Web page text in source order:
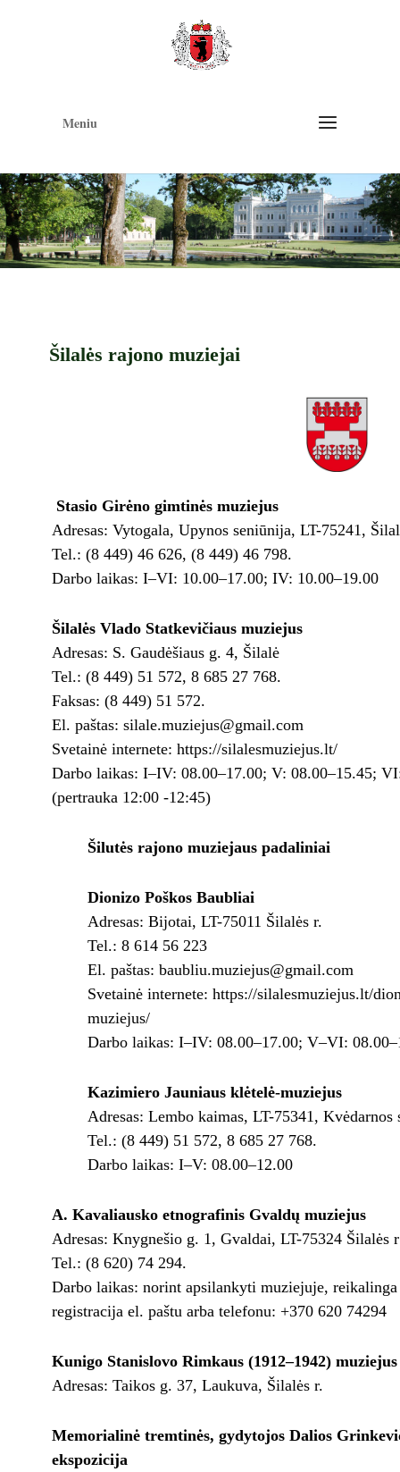
Meniu
Šilalės rajono muziejai
Stasio Girėno gimtinės muziejus
Adresas: Vytogala, Upynos seniūnija, LT-75241,
Tel.: (8 449) 46 626, (8 449) 46 798.
Darbo laikas: I–VI: 10.00–17.00; IV: 10.00–19.00
Šilalės Vlado Statkevičiaus muziejus
Adresas: S. Gaudėšiaus g. 4, Šilalė
Tel.: (8 449) 51 572, 8 685 27 768.
Faksas: (8 449) 51 572.
El. paštas: silale.muziejus@gmail.com
Svetainė internete: https://silalesmuziejus.lt/
Darbo laikas: I–IV: 08.00–17.00; V: 08.00–15.45;
(pertrauka 12:00 -12:45)
Šilutės rajono muziejaus padaliniai
Dionizo Poškos Baubliai
Adresas: Bijotai, LT-75011 Šilalės r.
Tel.: 8 614 56 223
El. paštas: baubliu.muziejus@gmail.com
Svetainė internete: https://silalesmuziejus.lt/
muziejus/
Darbo laikas: I–IV: 08.00–17.00; V–VI:
Kazimiero Jauniaus klėtelė-muziejus
Adresas: Lembo kaimas, LT-75341,
Tel.: (8 449) 51 572, 8 685 27 768.
Darbo laikas: I–V: 08.00–12.00
A. Kavaliausko etnografinis Gvaldų muziejus
Adresas: Knygnešio g. 1, Gvaldai, LT-75324 Šilalės r
Tel.: (8 620) 74 294.
Darbo laikas: norint apsilankyti muziejuje, reikalinga
registracija el. paštu arba telefonu: +370 620 74294
Kunigo Stanislovo Rimkaus (1912–1942) muziejus
Adresas: Taikos g. 37, Laukuva, Šilalės r.
Memorialinė tremtinės, gydytojos Dalios
ekspozicija